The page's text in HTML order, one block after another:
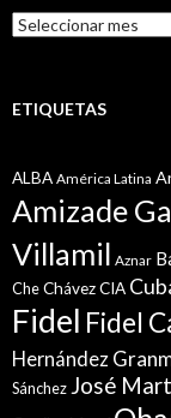
Histórico
ETIQUETAS
ALBA América Latina
Amizade
Villamil Aznar
CheChávezCIA
Fidel Fidel
Hernández
Sánchez José